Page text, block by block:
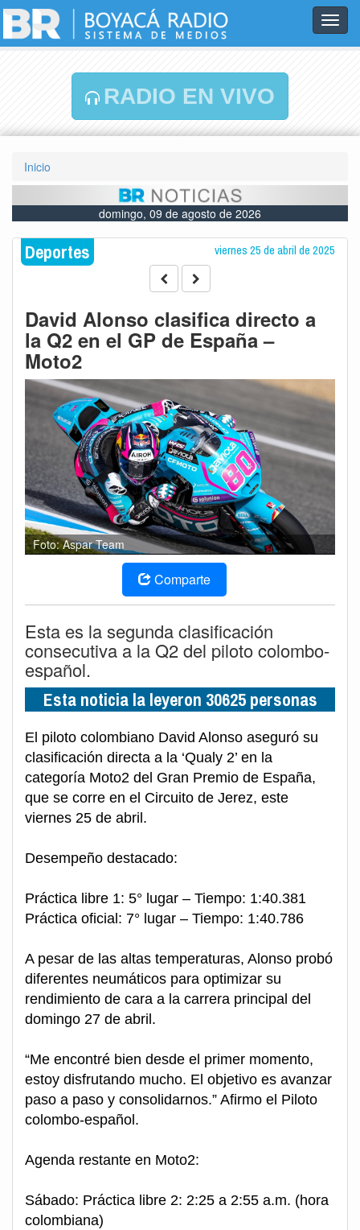
RADIO EN VIVO
Inicio
domingo, 09 de agosto de 2026
Deportes viernes 25 de abril de 2025
David Alonso clasifica directo a
la Q2 en el GP de España –
Moto2
Foto: Aspar Team
Comparte
Esta es la segunda clasificación
consecutiva a la Q2 del piloto colombo-
español.
Esta noticia la leyeron 30625 personas
El piloto colombiano David Alonso aseguró su
clasificación directa a la ‘Qualy 2’ en la
categoría Moto2 del Gran Premio de España,
que se corre en el Circuito de Jerez, este
viernes 25 de abril.
Desempeño destacado:
Práctica libre 1: 5° lugar – Tiempo: 1:40.381
Práctica oficial: 7° lugar – Tiempo: 1:40.786
A pesar de las altas temperaturas, Alonso probó
diferentes neumáticos para optimizar su
rendimiento de cara a la carrera principal del
domingo 27 de abril.
“Me encontré bien desde el primer momento,
estoy disfrutando mucho. El objetivo es avanzar
paso a paso y consolidarnos.” Afirmo el Piloto
colombo-español.
Agenda restante en Moto2:
Sábado: Práctica libre 2: 2:25 a 2:55 a.m. (hora
colombiana)